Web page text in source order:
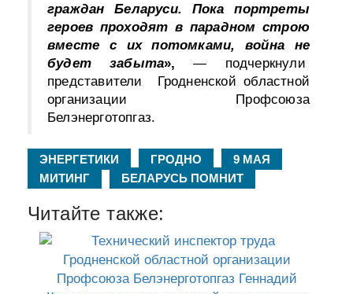
граждан Беларуси. Пока портреты
героев проходят в парадном строю
вместе с их потомками, война не
будет забыта»,— подчеркнули
представители Гродненской областной
организации Профсоюза
Белэнерготопгаз.
ЭНЕРГЕТИКИ ГРОДНО 9 МАЯ
МИТИНГ БЕЛАРУСЬ ПОМНИТ
Читайте также: